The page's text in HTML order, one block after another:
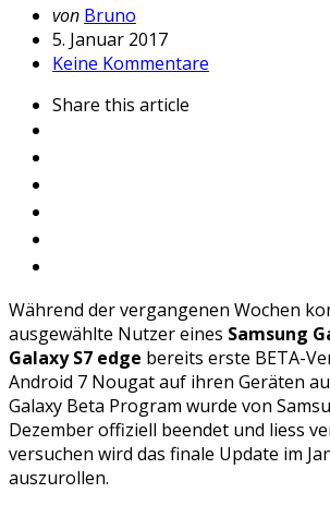
Geschrieben
von
von Bruno
5. Januar 2017
Keine Kommentare
Share this article
Während der vergangenen Wochen
ausgewählte Nutzer eines Samsung
Galaxy S7 edge bereits erste BETA-
Android 7 Nougat auf ihren Geräten
Galaxy Beta Program wurde von
Dezember offiziell beendet und liess
versuchen wird das finale Update im
auszurollen.